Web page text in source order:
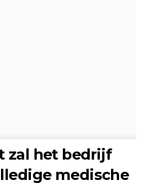
zal het bedrijf
medische